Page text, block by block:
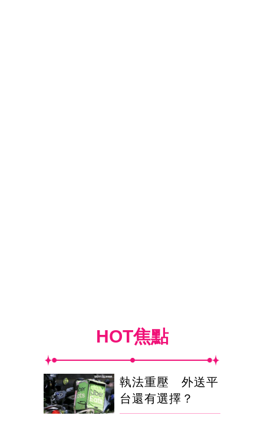
HOT焦點
執法重壓 外送平
台還有選擇？